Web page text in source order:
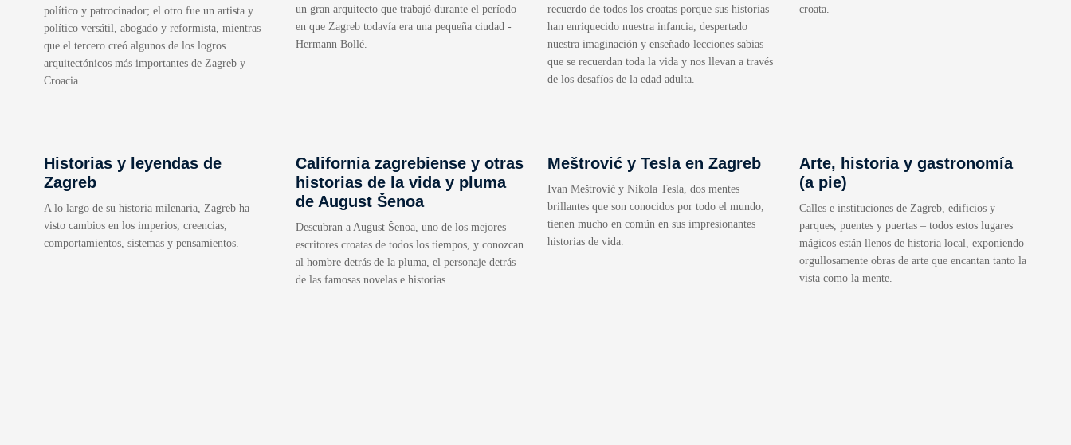
político y patrocinador; el otro fue un artista y
político versátil, abogado y reformista, mientras
que el tercero creó algunos de los logros
arquitectónicos más importantes de Zagreb y
Croacia.
un gran arquitecto que trabajó durante el período
en que Zagreb todavía era una pequeña ciudad -
Hermann Bollé.
recuerdo de todos los croatas porque sus historias
han enriquecido nuestra infancia, despertado
nuestra imaginación y enseñado lecciones sabias
que se recuerdan toda la vida y nos llevan a través
de los desafíos de la edad adulta.
croata.
Historias y leyendas de
Zagreb
A lo largo de su historia milenaria, Zagreb ha
visto cambios en los imperios, creencias,
comportamientos, sistemas y pensamientos.
California zagrebiense y otras
historias de la vida y pluma
de August Šenoa
Descubran a August Šenoa, uno de los mejores
escritores croatas de todos los tiempos, y conozcan
al hombre detrás de la pluma, el personaje detrás
de las famosas novelas e historias.
Meštrović y Tesla en Zagreb
Ivan Meštrović y Nikola Tesla, dos mentes
brillantes que son conocidos por todo el mundo,
tienen mucho en común en sus impresionantes
historias de vida.
Arte, historia y gastronomía
(a pie)
Calles e instituciones de Zagreb, edificios y
parques, puentes y puertas – todos estos lugares
mágicos están llenos de historia local, exponiendo
orgullosamente obras de arte que encantan tanto la
vista como la mente.